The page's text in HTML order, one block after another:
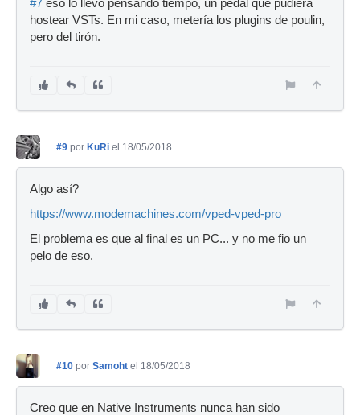
#7 eso lo llevo pensando tiempo, un pedal que pudiera
hostear VSTs. En mi caso, metería los plugins de poulin,
pero del tirón.
#9 por KuRi el 18/05/2018
Algo así?
https://www.modemachines.com/vped-vped-pro
El problema es que al final es un PC... y no me fio un
pelo de eso.
#10 por Samoht el 18/05/2018
Creo que en Native Instruments nunca han sido